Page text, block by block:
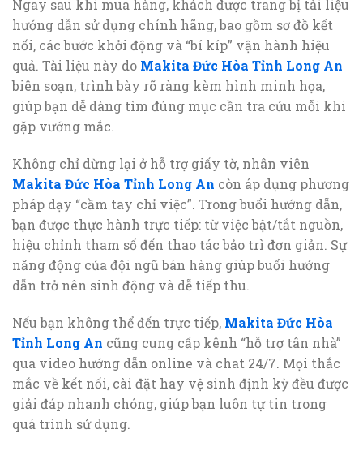
Ngay sau khi mua hàng, khách được trang bị tài liệu
hướng dẫn sử dụng chính hãng, bao gồm sơ đồ kết
nối, các bước khởi động và “bí kíp” vận hành hiệu
quả. Tài liệu này do Makita Đức Hòa Tỉnh Long An
biên soạn, trình bày rõ ràng kèm hình minh họa,
giúp bạn dễ dàng tìm đúng mục cần tra cứu mỗi khi
gặp vướng mắc.
Không chỉ dừng lại ở hỗ trợ giấy tờ, nhân viên
Makita Đức Hòa Tỉnh Long An còn áp dụng phương
pháp dạy “cầm tay chỉ việc”. Trong buổi hướng dẫn,
bạn được thực hành trực tiếp: từ việc bật/tắt nguồn,
hiệu chỉnh tham số đến thao tác bảo trì đơn giản. Sự
năng động của đội ngũ bán hàng giúp buổi hướng
dẫn trở nên sinh động và dễ tiếp thu.
Nếu bạn không thể đến trực tiếp, Makita Đức Hòa
Tỉnh Long An cũng cung cấp kênh “hỗ trợ tân nhà”
qua video hướng dẫn online và chat 24/7. Mọi thắc
mắc về kết nối, cài đặt hay vệ sinh định kỳ đều được
giải đáp nhanh chóng, giúp bạn luôn tự tin trong
quá trình sử dụng.